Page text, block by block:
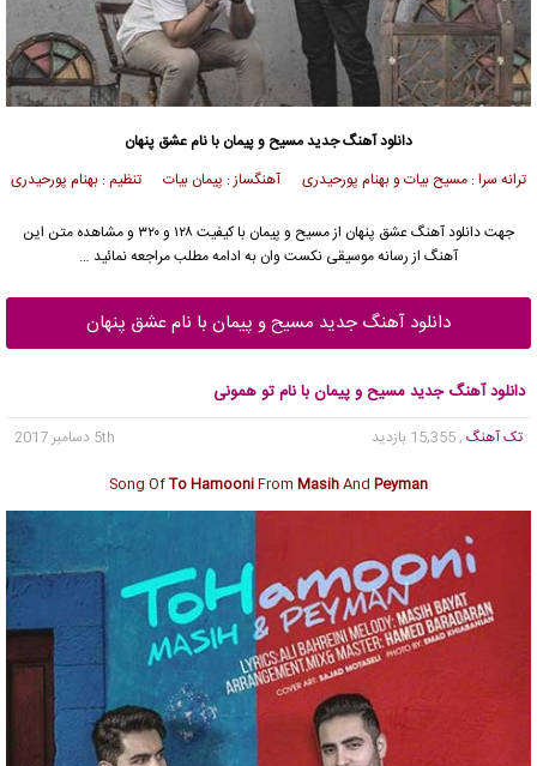
دانلود آهنگ جدیدمسیح و پیمان با نام عشق پنهان
ترانه سرا : مسیح بیات و بهنام پورحیدری آهنگساز : پیمان بیات تنظیم : بهنام پورحیدری
جهت دانلود آهنگ عشق پنهان ازمسیح و پیمان
با کیفیت ۱۲۸ و ۳۲۰ و مشاهده متن این
آهنگ از رسانه موسیقی نکست وان به ادامه مطلب مراجعه نمائید …
دانلود آهنگ جدید مسیح و پیمان با نام عشق پنهان
دانلود آهنگ جدید مسیح و پیمان با نام تو همونی
تک آهنگ , 15,355 بازدید
5th دسامبر 2017
Song OfTo HamooniFrom MasihAnd Peyman